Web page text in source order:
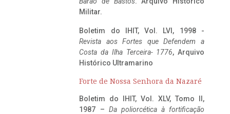
Militar.
Boletim do IHIT, Vol. LVI, 1998 -
Revista aos Fortes que Defendem a
Costa da Ilha Terceira- 1776, Arquivo
Histórico Ultramarino
Forte de Nossa Senhora da Nazaré
Boletim do IHIT, Vol. XLV, Tomo II,
1987 – Da poliorcética à fortificação